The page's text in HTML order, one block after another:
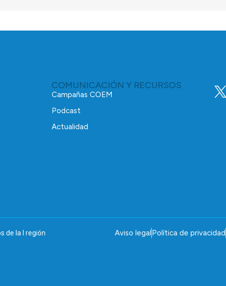
COMUNICACIÓN Y RECURSOS
Campañas COEM
Podcast
Actualidad
de la I región Aviso legalPolítica de privacidad